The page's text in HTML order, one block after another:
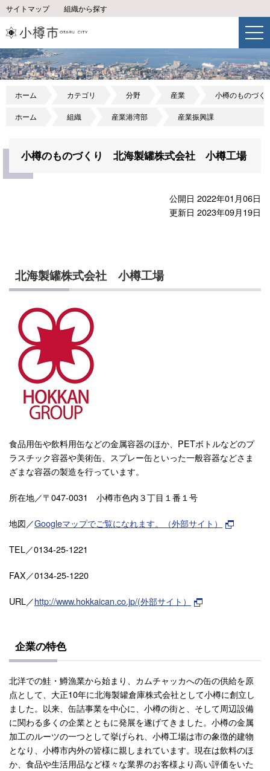
サイトマップ 組織から探す
ホーム カテゴリ 分野 産業 小樽のものづく
ホーム 組織 産業港湾部 産業振興課
小樽のものづくり 北海製罐株式会社 小樽工場
公開日 2022年01月06日
更新日 2023年09月19日
北海製罐株式会社 小樽工場
食品用缶や飲料用缶などの金属容器のほか、PETボトルなどのプ
ラスチック容器や美術缶、スプレー缶といった一般容器などさま
ざまな容器の製造を行っています。
所在地／〒047-0031 小樽市色内３丁目１番１号
地図／Googleマップでご覧になれます。（外部サイト）
TEL／0134-25-1221
FAX／0134-25-1220
URL／http://www.hokkaican.co.jp/(外部サイト）
企業の特色
北洋での鮭・鱒漁業から始まり、カムチャッカへの缶の供給を原
点として、大正10年に北海製罐倉庫株式会社として小樽に創立し
ました。以来、缶詰事業を中心に、小樽の街と、そして周辺設備
に関わる多くの企業とともに発展を遂げてきました。小樽の金属
加工のルーツの一つとして挙げられ、小樽工場は市の象徴的建物
となり、小樽市内外の皆様に親しまれています。現在は飲料のほ
か、食品や生活用品など様々な業界のお客様より高い評価をいた